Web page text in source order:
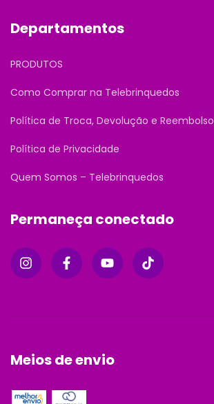
Departamentos
PRODUTOS
Como Comprar na Telebrinquedos
Política de Troca, Devolução e Reembolso
Política de Privacidade
Quem Somos – Telebrinquedos
Permaneça conectado
Meios de envio